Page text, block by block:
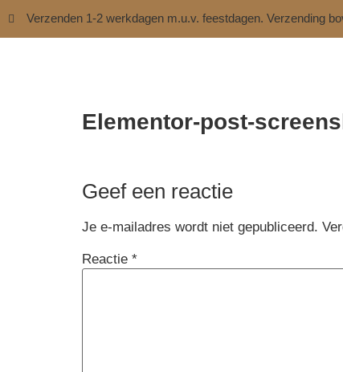
Verzenden 1-2 werkdagen m.u.v. feestdagen. Verzending
Elementor-post-
Geef een reactie
Je e-mailadres wordt niet gepubliceerd.
Reactie *